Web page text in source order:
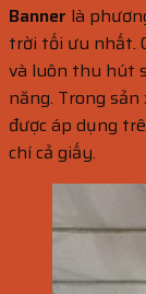
Banner là
trời tối ưu nhất.
và luôn thu hút
năng. Trong
được áp dụng
chí cả giấy.